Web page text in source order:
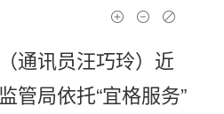
通讯员汪巧玲）近
管局依托“宜格服务”